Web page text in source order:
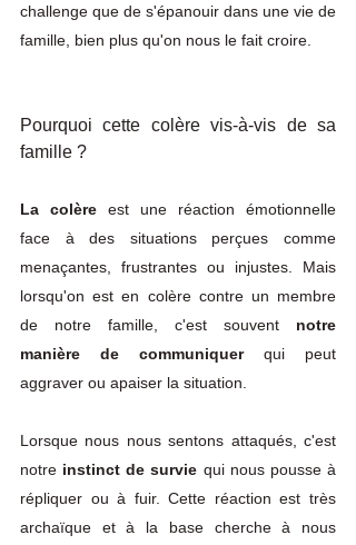
challenge que de s'épanouir dans une vie de
famille, bien plus qu'on nous le fait croire.
Pourquoi cette colère vis-à-vis de sa
famille ?
La colère est une réaction émotionnelle
face à des situations perçues comme
menaçantes, frustrantes ou injustes. Mais
lorsqu'on est en colère contre un membre
de notre famille, c'est souvent notre
manière de communiquer qui peut
aggraver ou apaiser la situation.
Lorsque nous nous sentons attaqués, c'est
notre instinct de survie qui nous pousse à
répliquer ou à fuir. Cette réaction est très
archaïque et à la base cherche à nous